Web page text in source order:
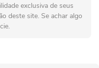
exclusiva de seus
deste site. Se achar algo